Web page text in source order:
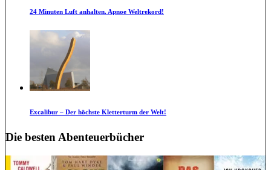
24 Minuten Luft anhalten. Apnoe Weltrekord!
Excalibur – Der höchste Kletterturm der Welt!
Die besten Abenteuerbücher